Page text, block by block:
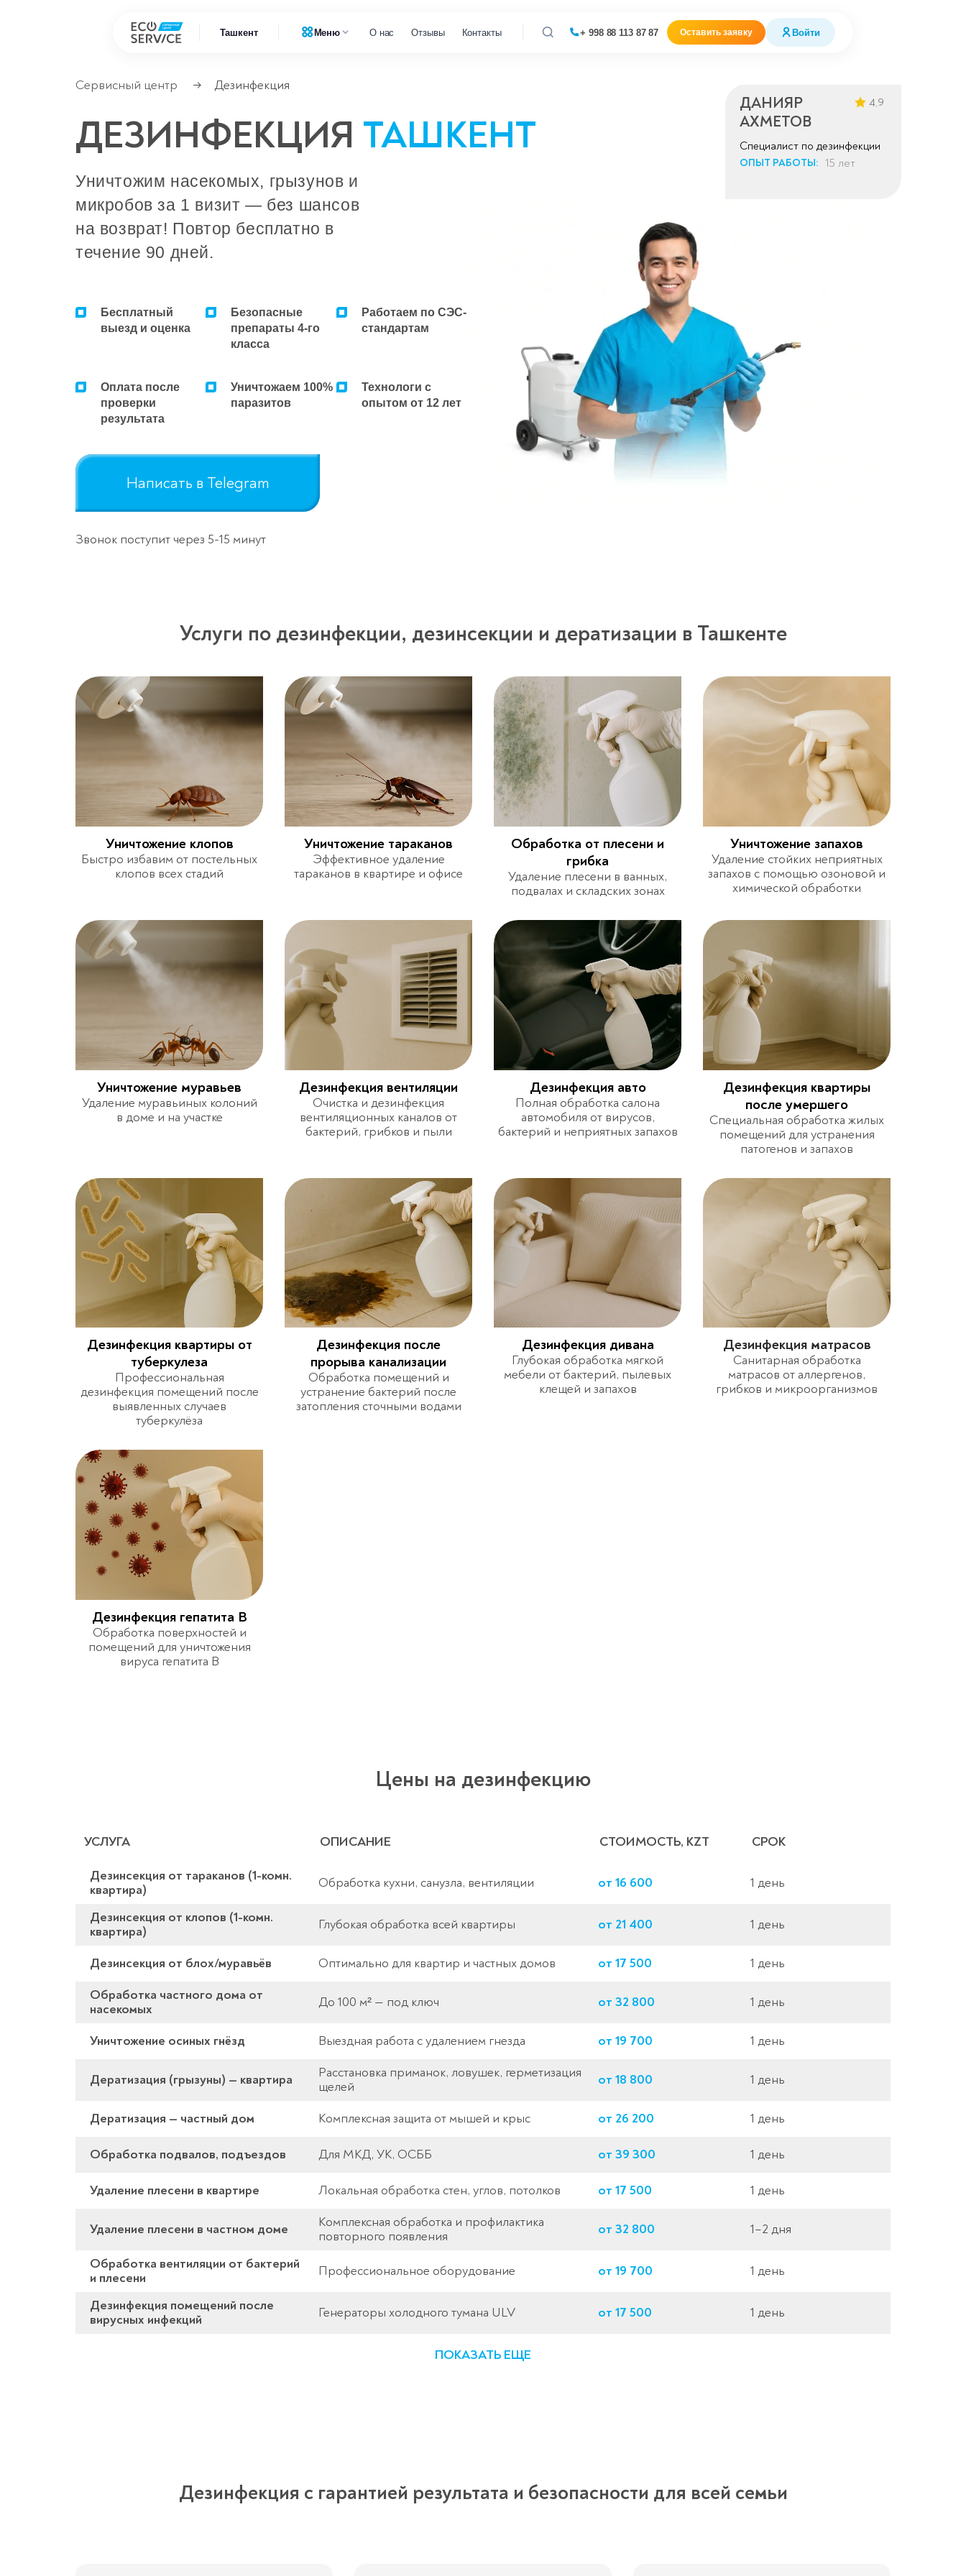
Ташкент Меню О нас Отзывы Контакты + 998 88 113 87 87 Оставить заявку Войти
Ремонт климатической техники
Ремонт компьютерной техники
Ремонт крупно бытовой техники
Ремонт офисной техники
Сервисные центры
Ремонт микроволновок
Сервисный центр → Дезинфекция
ДЕЗИНФЕКЦИЯ ТАШКЕНТ
Уничтожим насекомых, грызунов и
микробов за 1 визит — без шансов
на возврат! Повтор бесплатно в
течение 90 дней.
Бесплатный
выезд и оценка
Безопасные
препараты 4-го
класса
Работаем по СЭС-
стандартам
Оплата после
проверки
результата
Уничтожаем 100%
паразитов
Технологи с
опытом от 12 лет
Написать в Telegram
Звонок поступит через 5-15 минут
ДАНИЯР
АХМЕТОВ
Специалист по дезинфекции
ОПЫТ РАБОТЫ: 15 лет
4,9
Услуги по дезинфекции, дезинсекции и дератизации в Ташкенте
Уничтожение клопов
Быстро избавим от постельных
клопов всех стадий
Уничтожение тараканов
Эффективное удаление
тараканов в квартире и офисе
Обработка от плесени и
грибка
Удаление плесени в ванных,
подвалах и складских зонах
Уничтожение запахов
Удаление стойких неприятных
запахов с помощью озоновой и
химической обработки
Уничтожение муравьев
Удаление муравьиных колоний
в доме и на участке
Дезинфекция вентиляции
Очистка и дезинфекция
вентиляционных каналов от
бактерий, грибков и пыли
Дезинфекция авто
Полная обработка салона
автомобиля от вирусов,
бактерий и неприятных запахов
Дезинфекция квартиры
после умершего
Специальная обработка жилых
помещений для устранения
патогенов и запахов
Дезинфекция квартиры от
туберкулеза
Профессиональная
дезинфекция помещений после
выявленных случаев
туберкулёза
Дезинфекция после
прорыва канализации
Обработка помещений и
устранение бактерий после
затопления сточными водами
Дезинфекция дивана
Глубокая обработка мягкой
мебели от бактерий, пылевых
клещей и запахов
Дезинфекция матрасов
Санитарная обработка
матрасов от аллергенов,
грибков и микроорганизмов
Дезинфекция гепатита B
Обработка поверхностей и
помещений для уничтожения
вируса гепатита B
Цены на дезинфекцию
УСЛУГА ОПИСАНИЕ СТОИМОСТЬ, KZT СРОК
Дезинсекция от тараканов (1-комн.
квартира)
Обработка кухни, санузла, вентиляции от 16 600 1 день
Дезинсекция от клопов (1-комн.
квартира)
Глубокая обработка всей квартиры от 21 400 1 день
Дезинсекция от блох/муравьёв Оптимально для квартир и частных домов от 17 500
1 день
Обработка частного дома от
насекомых
До 100 м² — под ключ от 32 800 1 день
Уничтожение осиных гнёзд Выездная работа с удалением гнезда от 19 700 1 день
Дератизация (грызуны) — квартира
Расстановка приманок, ловушек, герметизация
щелей
от 18 800 1 день
Дератизация — частный дом Комплексная защита от мышей и крыс от 26 200 1 день
Обработка подвалов, подъездов Для МКД, УК, ОСББ от 39 300 1 день
Удаление плесени в квартире Локальная обработка стен, углов, потолков от 17 500 1 день
Удаление плесени в частном доме
Комплексная обработка и профилактика
повторного появления
от 32 800 1–2 дня
Обработка вентиляции от бактерий
и плесени
Профессиональное оборудование от 19 700 1 день
Дезинфекция помещений после
вирусных инфекций
Генераторы холодного тумана ULV от 17 500 1 день
ПОКАЗАТЬ ЕЩЕ
Дезинфекция с гарантией результата и безопасности для всей семьи